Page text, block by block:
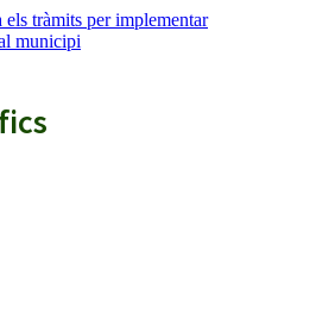
tràmits per implementar
municipi